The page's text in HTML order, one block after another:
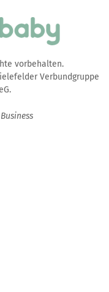
vorbehalten.
Verbundgruppe